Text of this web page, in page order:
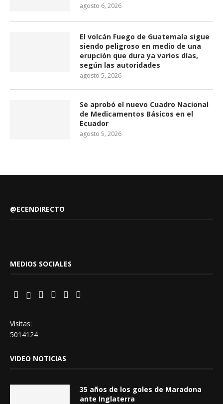
agosto 6, 2026
El volcán Fuego de Guatemala sigue
siendo peligroso en medio de una
erupción que dura ya varios días,
según las autoridades
agosto 5, 2026
Se aprobó el nuevo Cuadro Nacional
de Medicamentos Básicos en el
Ecuador
agosto 5, 2026
@ECENDIRECTO
MEDIOS SOCIALES
Visitas:
5014124
VIDEO NOTICIAS
35 años de los goles de Maradona
ante Inglaterra